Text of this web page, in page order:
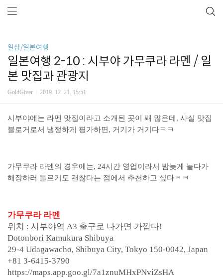
일상/일본여행
일본여행 2-10 : 시부야 가무쿠라 라멘 / 일
본 맛집과 관광지
GoldGiver 2019. 12. 21. 15:51
시부야에는 라멘 맛집이라고 소개된 곳이 꽤 많은데, 사실 맛집
블로거로서 냉정하게 평가하면, 거기가 거기다ㅋㅋ
가무쿠라 라멘의 경우에는, 24시간 영업이라서 밤늦게 놀다가
해장하러 들르기도 괜찮다는 점에서 추천하고 싶다ㅋㅋ
가무쿠라 라멘
위치 : 시부야역 A3 출구로 나가면 가깝다!
Dotonbori Kamukura Shibuya
29-4 Udagawacho, Shibuya City, Tokyo 150-0042, Japan
+81 3-6415-3790
https://maps.app.goo.gl/7a1znuMHxPNviZsHA